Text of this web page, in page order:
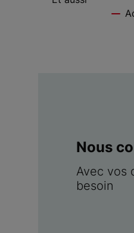
Nous
Avec vos
besoin